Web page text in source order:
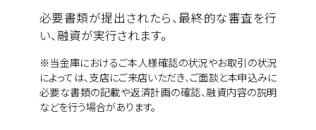
必要書類が提出されたら、最終的な審査を行
い、融資が実行されます。
※当金庫におけるご本人様確認の状況やお取引の状況
によっては、支店にご来店いただき、ご面談と本申込みに
必要な書類の記載や返済計画の確認、融資内容の説明
などを行う場合があります。